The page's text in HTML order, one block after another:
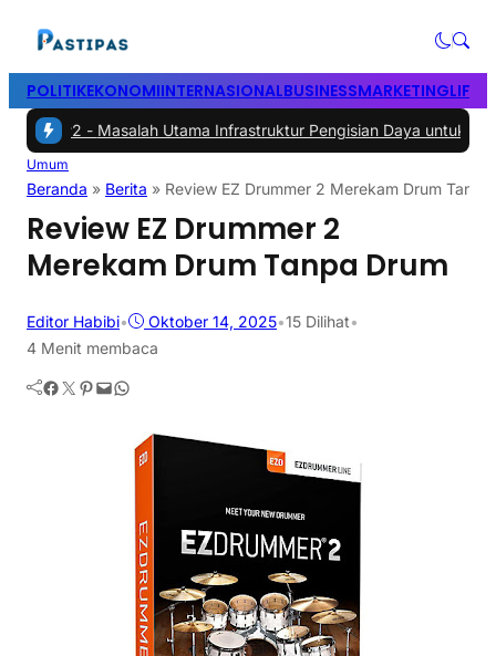
POLITIKEKONOMIINTERNASIONALBUSINESSMARKETING
Masalah Utama Infrastruktur Pengisian Daya untuk Mobil Listrik
Umum
Beranda » Berita » Review EZ Drummer 2 Merekam Drum Tanpa
Review EZ Drummer 2
Merekam Drum Tanpa Drum
Editor Habibi• Oktober 14, 2025•15 Dilihat•
4 Menit membaca
Facebook Twitter Pinterest Mail WhatsApp